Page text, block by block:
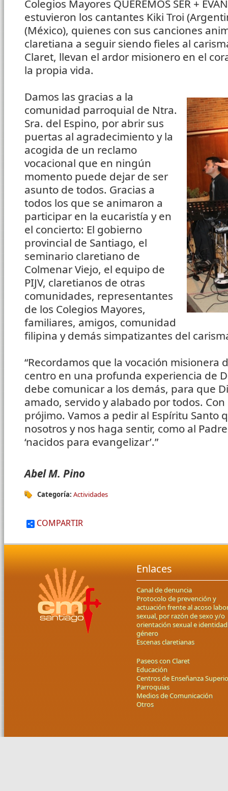
Colegios Mayores QUEREMOS SER +
estuvieron los cantantes Kiki Troi
(México), quienes con sus canciones
claretiana a seguir siendo fieles al
Claret, llevan el ardor misionero en el
la propia vida.
Damos las gracias a la
comunidad parroquial de Ntra.
Sra. del Espino, por abrir sus
puertas al agradecimiento y la
acogida de un reclamo
vocacional que en ningún
momento puede dejar de ser
asunto de todos. Gracias a
todos los que se animaron a
participar en la eucaristía y en
el concierto: El gobierno
provincial de Santiago, el
seminario claretiano de
Colmenar Viejo, el equipo de
PIJV, claretianos de otras
comunidades, representantes
de los Colegios Mayores,
familiares, amigos, comunidad
filipina y demás simpatizantes del
“Recordamos que la vocación misionera
centro en una profunda experiencia de
debe comunicar a los demás, para que
amado, servido y alabado por todos.
prójimo. Vamos a pedir al Espíritu Santo
nosotros y nos haga sentir, como al
‘nacidos para evangelizar’.”
Abel M. Pino
Categoría: Actividades
COMPARTIR
Enlaces
Canal de denuncia
Protocolo de prevención y
actuación frente al acoso
sexual, por razón de sexo y/o
orientación sexual e
género
Escenas claretianas
Paseos con Claret
Educación
Centros de Enseñanza
Parroquias
Medios de Comunicación
Otros